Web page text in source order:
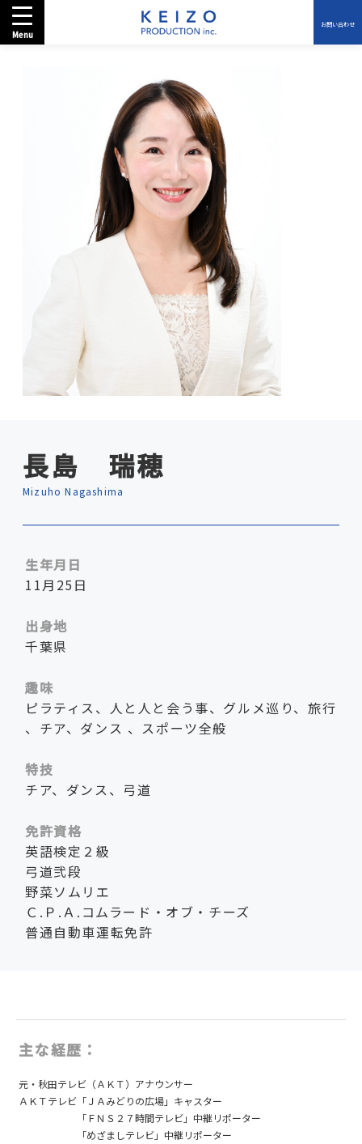
お問い合わせ
長島 瑞穂
Mizuho Nagashima
生年月日
11月25日
出身地
千葉県
趣味
ピラティス、人と人と会う事、グルメ巡り、旅行
、チア、ダンス 、スポーツ全般
特技
チア、ダンス、弓道
免許資格
英語検定２級
弓道弐段
野菜ソムリエ
Ｃ.Ｐ.Ａ.コムラード・オブ・チーズ
普通自動車運転免許
主な経歴：
元・秋田テレビ（ＡＫＴ）アナウンサー
ＡＫＴテレビ「ＪＡみどりの広場」キャスター
「ＦＮＳ２７時間テレビ」中継リポーター
「めざましテレビ」中継リポーター
Menu